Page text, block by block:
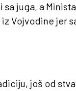
juga, a
Vojvodine jer
još od